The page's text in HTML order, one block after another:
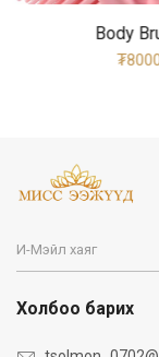
Холбоо барих